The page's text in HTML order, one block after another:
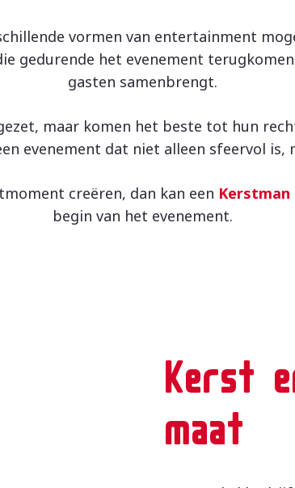
vormen van entertainment
gedurende het evenement
gasten samenbrengt.
maar komen het beste tot hun
evenement dat niet alleen sfeervol
creëren, dan kan een Kerstman
begin van het evenement.
Kerst
maat